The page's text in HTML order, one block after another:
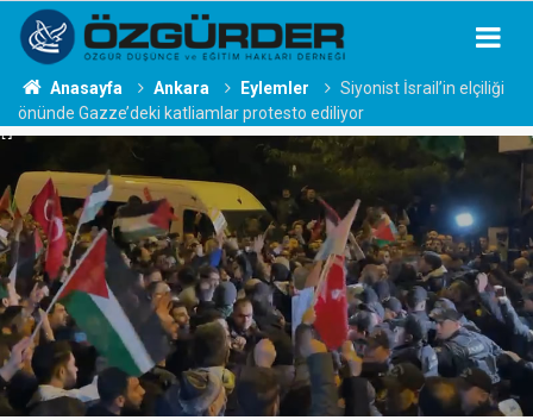
Anasayfa Ankara Eylemler
Siyonist İsrail’in elçiliği
önünde Gazze’deki katliamlar protesto ediliyor